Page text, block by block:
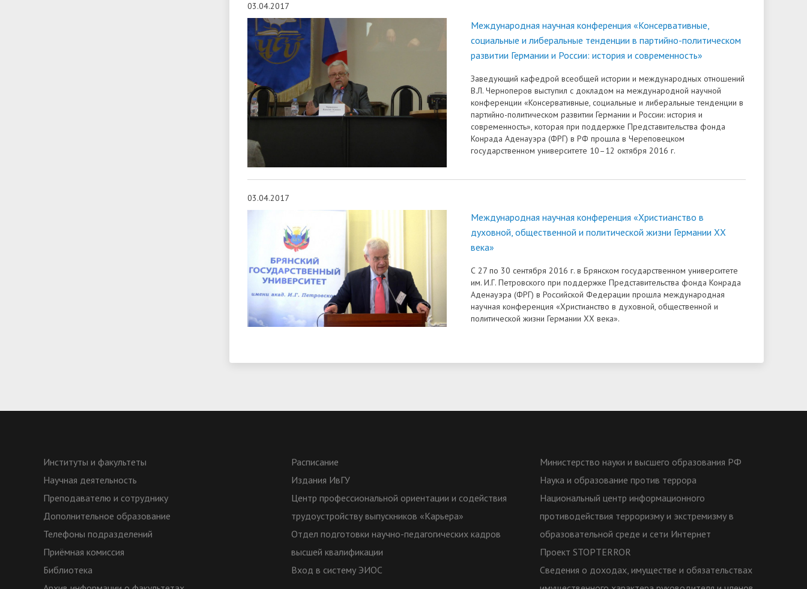
03.04.2017
Международная научная конференция «Консервативные,
социальные и либеральные тенденции в партийно-политическом
развитии Германии и России: история и современность»
Заведующий кафедрой всеобщей истории и международных отношений
В.Л. Черноперов выступил с докладом на международной научной
конференции «Консервативные, социальные и либеральные тенденции в
партийно-политическом развитии Германии и России: история и
современность», которая при поддержке Представительства фонда
Конрада Аденауэра (ФРГ) в РФ прошла в Череповецком
государственном университете 10–12 октября 2016 г.
03.04.2017
Международная научная конференция «Христианство в
духовной, общественной и политической жизни Германии ХХ
века»
С 27 по 30 сентября 2016 г. в Брянском государственном университете
им. И.Г. Петровского при поддержке Представительства фонда Конрада
Аденауэра (ФРГ) в Российской Федерации прошла международная
научная конференция «Христианство в духовной, общественной и
политической жизни Германии ХХ века».
Институты и факультеты
Научная деятельность
Преподавателю и сотруднику
Дополнительное образование
Телефоны подразделений
Приёмная комиссия
Библиотека
Расписание
Издания ИвГУ
Центр профессиональной ориентации и содействия
трудоустройству выпускников «Карьера»
Отдел подготовки научно-педагогических кадров
высшей квалификации
Вход в систему ЭИОС
Министерство науки и высшего образования РФ
Наука и образование против террора
Национальный центр информационного
противодействия терроризму и экстремизму в
образовательной среде и сети Интернет
Проект STOPTERROR
Сведения о доходах, имуществе и обязательствах